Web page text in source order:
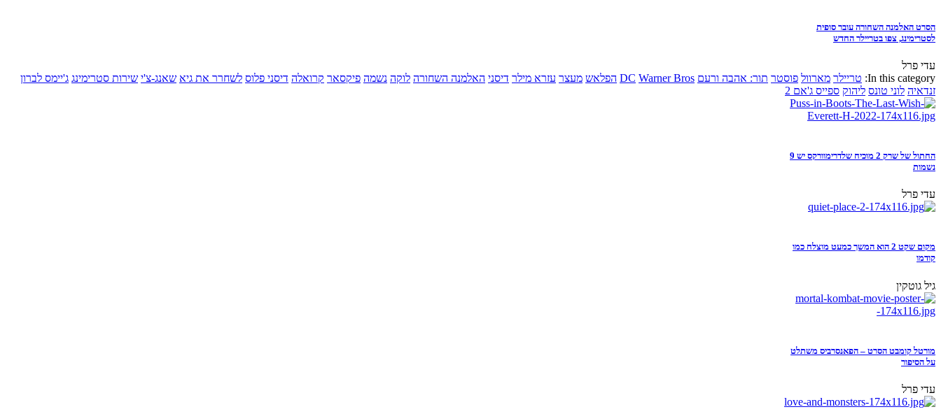
הסרט האלמנה השחורה עובר סופית
לסטרימינג, צפו בטריילר החדש
עדי פרל
In this category: טריילר מארוול פוסטר תור: אהבה ורעם DC Warner Bros הפלאש מעצר עזרא מילר דיסני האלמנה השחורה לוקה נשמה פיקסאר קרואלה דיסני פלוס לשחרר את גיא שאנג-צ'י שירות סטרימינג ג'יימס לברון
זנדאיה לוני טונס ליהוק ספייס ג'אם 2
החתול של שרק 2 מוכיח שלדרימוורקס יש 9
נשמות
עדי פרל
מקום שקט 2 הוא המשך כמעט מוצלח כמו
קודמו
גיל גוטקין
מורטל קומבט הסרט – הפאנסרביס משתלט
על הסיפור
עדי פרל